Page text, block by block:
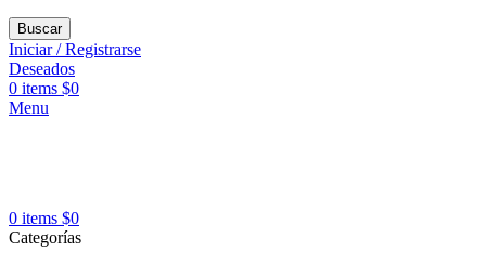
Buscar
Iniciar / Registrarse
Deseados
0 items $0
Menu
0 items $0
Categorías